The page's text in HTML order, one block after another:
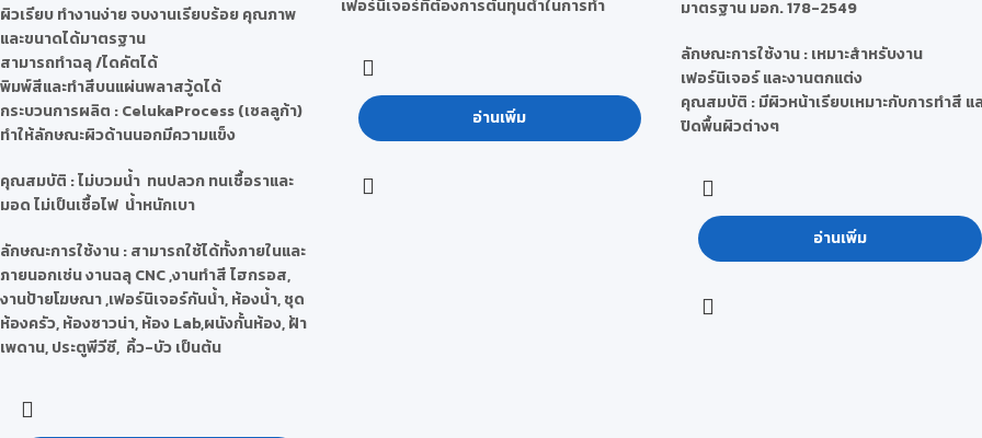
ผิวเรียบ ทำงานง่าย จบงานเรียบร้อย คุณภาพ
และขนาดได้มาตรฐาน
สามารถทำฉลุ /ไดคัตได้
พิมพ์สีและทำสีบนแผ่นพลาสวู้ดได้
กระบวนการผลิต : CelukaProcess (เซลลูก้า)
ทำให้ลักษณะผิวด้านนอกมีความแข็ง
คุณสมบัติ : ไม่บวมน้ำ ทนปลวก ทนเชื้อราและ
มอด ไม่เป็นเชื้อไฟ น้ำหนักเบา
ลักษณะการใช้งาน: สามารถใช้ได้ทั้งภายในและ
ภายนอกเช่น งานฉลุ CNC ,งานทำสี ไฮกรอส,
งานป้ายโฆษณา ,เฟอร์นิเจอร์กันน้ำ, ห้องน้ำ, ชุด
ห้องครัว, ห้องซาวน่า, ห้อง Lab,ผนังกั้นห้อง, ฝ้า
เพดาน, ประตูพีวีซี, คิ้ว-บัว เป็นต้น
เฟอร์นิเจอร์ที่ต้องการต้นทุนต่ำในการทำ
อ่านเพิ่ม
มาตรฐาน มอก. 178-2549
ลักษณะการใช้งาน :เหมาะสำหรับงาน
เฟอร์นิเจอร์ และงานตกแต่ง
คุณสมบัติ :มีผิวหน้าเรียบเหมาะกับการทำสี แ
ปิดพื้นผิวต่างๆ
อ่านเพิ่ม